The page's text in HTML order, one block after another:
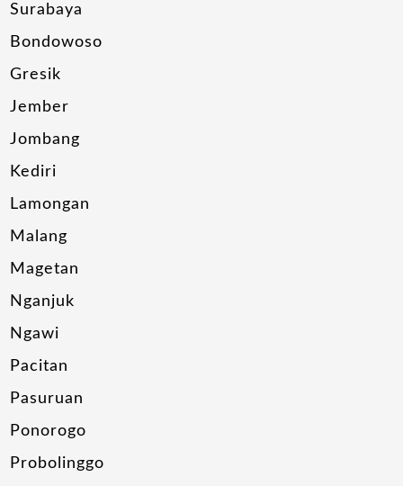
Surabaya
Bondowoso
Gresik
Jember
Jombang
Kediri
Lamongan
Malang
Magetan
Nganjuk
Ngawi
Pacitan
Pasuruan
Ponorogo
Probolinggo